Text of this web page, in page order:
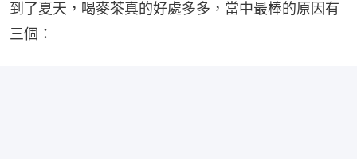
到了夏天，喝麥茶真的好處多多，當中最棒的原因有
三個：